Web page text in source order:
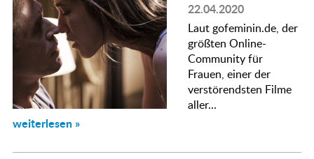
22.04.2020
Laut gofeminin.de, der
größten Online-
Community für
Frauen, einer der
verstörendsten Filme
aller...
weiterlesen »